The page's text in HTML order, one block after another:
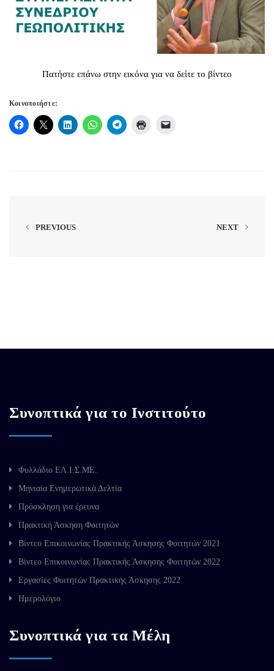
Πατήστε επάνω στην εικόνα για να δείτε το βίντεο
Κοινοποιήστε:
PREVIOUS NEXT
Συνοπτικά για το Ινστιτούτο
Φυλλάδιο ΕΛ.Ι.Σ.ΜΕ.
Μηνιαία Ενημερωτικά Δελτία
Πρόσκληση για έρευνα
Πρακτική Άσκηση Φοιτητών
Βίντεο Επικοινωνίας Πρακτικής Άσκησης Φοιτητών 2021
Βίντεο Επικοινωνίας Πρακτικής Άσκησης Φοιτητών 2022
Εργασίες Φοιτητών Πρακτικής Άσκησης 2022
Ημερολόγιο
Συνοπτικά για τα Μέλη